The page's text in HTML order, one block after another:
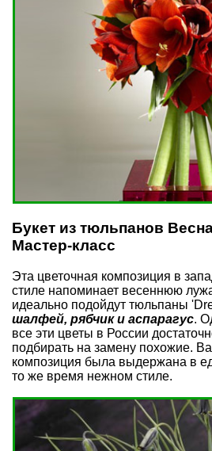
Букет из тюльпанов
Мастер-класс
Эта цветочная композиция в
стиле напоминает весеннюю
идеально подойдут тюльпаны
шалфей, рябчик и аспарагус.
все эти цветы в России
подбирать на замену похожие.
композиция была выдержана в
то же время нежном стиле.